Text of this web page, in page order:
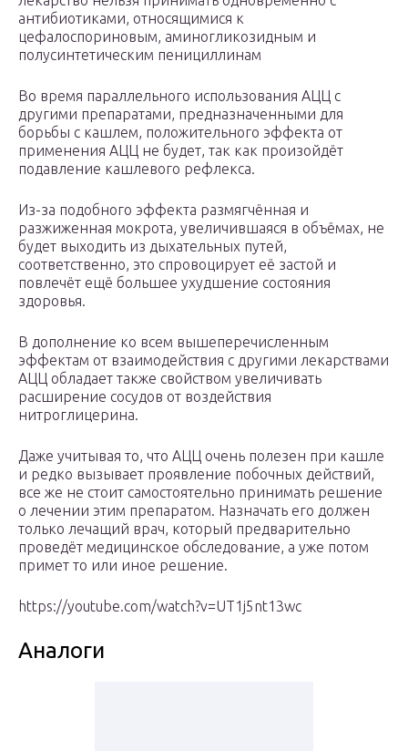
антибиотиками, относящимися к
цефалоспориновым, аминогликозидным и
полусинтетическим пенициллинам
Во время параллельного использования АЦЦ с
другими препаратами, предназначенными для
борьбы с кашлем, положительного эффекта от
применения АЦЦ не будет, так как произойдёт
подавление кашлевого рефлекса.
Из-за подобного эффекта размягчённая и
разжиженная мокрота, увеличившаяся в объёмах, не
будет выходить из дыхательных путей,
соответственно, это спровоцирует её застой и
повлечёт ещё большее ухудшение состояния
здоровья.
В дополнение ко всем вышеперечисленным
эффектам от взаимодействия с другими лекарствами
АЦЦ обладает также свойством увеличивать
расширение сосудов от воздействия
нитроглицерина.
Даже учитывая то, что АЦЦ очень полезен при кашле
и редко вызывает проявление побочных действий,
все же не стоит самостоятельно принимать решение
о лечении этим препаратом. Назначать его должен
только лечащий врач, который предварительно
проведёт медицинское обследование, а уже потом
примет то или иное решение.
https://youtube.com/watch?v=UT1j5nt13wc
Аналоги